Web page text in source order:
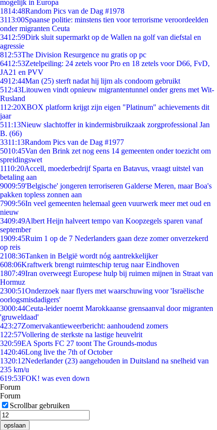
mogelijk in Europa
1814:48Random Pics van de Dag #1978
3113:00Spaanse politie: minstens tien voor terrorisme veroordeelden
onder migranten Ceuta
3412:59Dirk sluit supermarkt op de Wallen na golf van diefstal en
agressie
812:53The Division Resurgence nu gratis op pc
6412:53Zetelpeiling: 24 zetels voor Pro en 18 zetels voor D66, FvD,
JA21 en PVV
4912:44Man (25) sterft nadat hij lijm als condoom gebruikt
512:43Litouwen vindt opnieuw migrantentunnel onder grens met Wit-
Rusland
112:20XBOX platform krijgt zijn eigen "Platinum" achievements dit
jaar
511:13Nieuw slachtoffer in kindermisbruikzaak zorgprofessional Jan
B. (66)
3311:13Random Pics van de Dag #1977
5010:45Van den Brink zet nog eens 14 gemeenten onder toezicht om
spreidingswet
1110:20Accell, moederbedrijf Sparta en Batavus, vraagt uitstel van
betaling aan
9009:59'Belgische' jongeren terroriseren Galderse Meren, maar Boa's
pakken topless zonnen aan
7909:56In veel gemeenten helemaal geen vuurwerk meer met oud en
nieuw
3409:49Albert Heijn halveert tempo van Koopzegels sparen vanaf
september
1909:45Ruim 1 op de 7 Nederlanders gaan deze zomer onverzekerd
op reis
2108:36Tanken in België wordt nóg aantrekkelijker
608:06Kraftwerk brengt ruimteschip terug naar Eindhoven
1807:49Iran overweegt Europese hulp bij ruimen mijnen in Straat van
Hormuz
2300:51Onderzoek naar flyers met waarschuwing voor 'Israëlische
oorlogsmisdadigers'
3000:44Ceuta-leider noemt Marokkaanse grensaanval door migranten
'gruweldaad'
423:27Zomervakantieweerbericht: aanhoudend zomers
1 22:57Vollering de sterkste na lastige heuvelrit
320:59EA Sports FC 27 toont The Grounds-modus
1420:46Long live the 7th of October
1320:12Nederlander (23) aangehouden in Duitsland na snelheid van
235 km/u
619:53FOK! was even down
Forum
Forum
Scrollbar gebruiken
opslaan